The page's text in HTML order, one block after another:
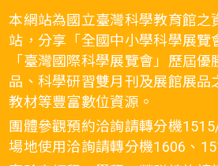
本網站為國立臺灣科學教育館之
站，分享「全國中小學科學展覽
「臺灣國際科學展覽會」歷屆優
品、科學研習雙月刊及展館展品
教材等豐富數位資源。
團體參觀預約洽詢請轉分機
場地使用洽詢請轉分機1606、